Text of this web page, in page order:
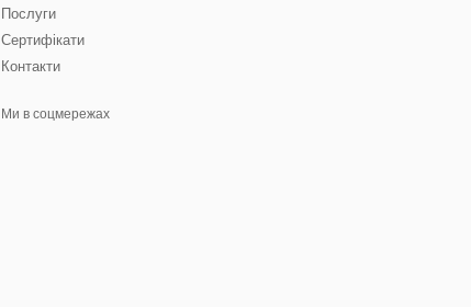
Послуги
Сертифікати
Контакти
Ми в соцмережах